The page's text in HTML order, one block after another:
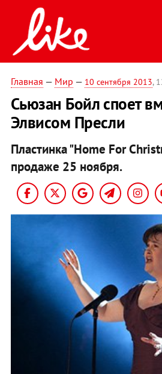
Главная — Мир — 10 сентября 2013,
Сьюзан Бойл споет
Элвисом Пресли
Пластинка "Home For
продаже 25 ноября.